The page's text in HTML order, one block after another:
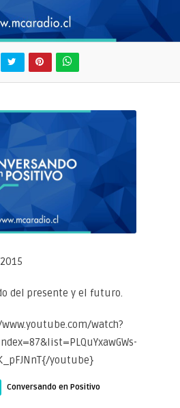
del presente y el futuro.
watch?
youtube}
Conversando en Positivo